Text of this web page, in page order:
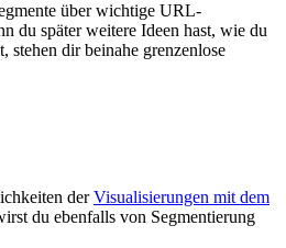
über wichtige URL-
du später weitere Ideen hast, wie du
stehen dir beinahe grenzenlose
derVisualisierungen mit dem
du ebenfalls von Segmentierung